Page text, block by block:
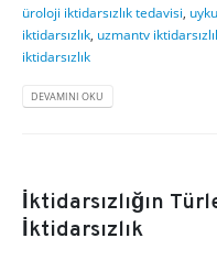
üroloji iktidarsızlık tedavisi
iktidarsızlık uzmantv
iktidarsızlık
DEVAMINI OKU
İktidarsızlığın
İktidarsızlık